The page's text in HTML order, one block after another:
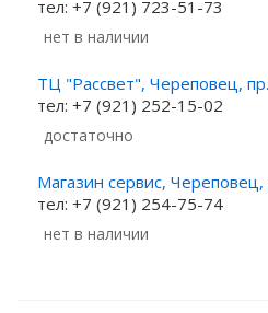
тел: +7 (921) 723-51-73
Нет в наличии
ТЦ "Рассвет", Череповец,
тел: +7 (921) 252-15-02
Достаточно
Магазин сервис,
тел: +7 (921) 254-75-74
Нет в наличии